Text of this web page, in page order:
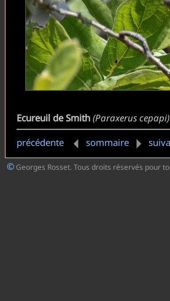
Ecureuil de Smith (Paraxerus cepapi)
précédente sommaire
©Georges Rosset. Tous droits réservés pour